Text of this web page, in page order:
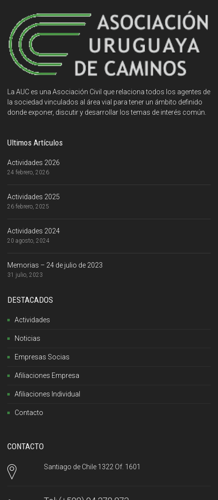
La AUC es una Asociación Civil que relaciona todos los agentes de
la sociedad vinculados al área vial para tener un ámbito definido
donde exponer, discutir y desarrollar los temas de interés común.
Ultimos Artículos
Actividades 2026
24 febrero, 2026
Actividades 2025
26 febrero, 2025
Actividades 2024
20 agosto, 2024
Memorias – 24 de julio de 2023
31 julio, 2023
DESTACADOS
Actividades
Noticias
Empresas Socias
Afiliaciones Empresa
Afiliaciones Individual
Contacto
CONTACTO
Santiago de Chile 1322 Of. 1601